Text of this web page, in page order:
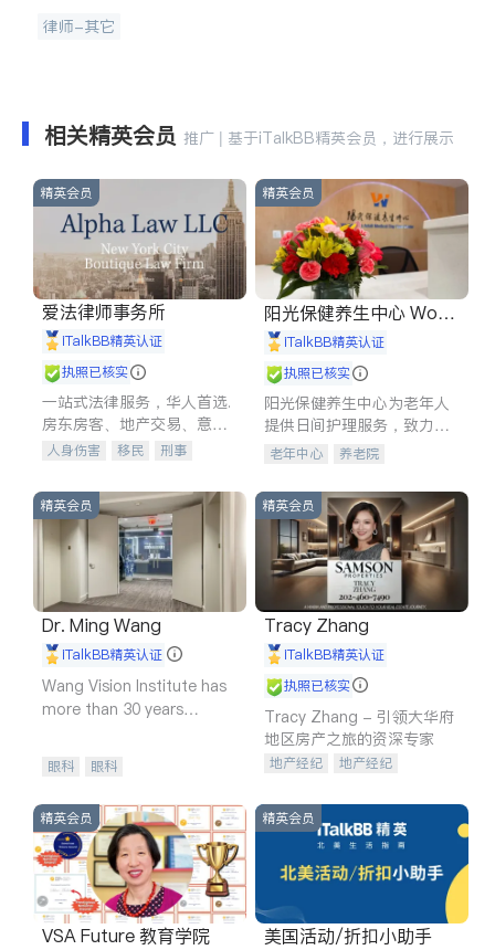
律师-其它
相关精英会员 推广 | 基于iTalkBB精英会员，进行展示
精英会员
爱法律师事务所
iTalkBB精英认证
执照已核实
一站式法律服务，华人首选.
房东房客、地产交易、意外
伤害、车祸重伤、商业诉
建筑合同、刑事案件全包办
人身伤害 移民
刑事
信托/遗嘱
商业
商标注册
索赔
律师-其它
精英会员
阳光保健养生中心 World
shine
iTalkBB精英认证
执照已核实
阳光保健养生中心为老年人
提供日间护理服务，致力于
通过持续的护理创新来有效
老年中心 养老院
精英会员
Dr. Ming Wang
iTalkBB精英认证
Wang Vision Institute has
more than 30 years
眼科 眼科
精英会员
Tracy Zhang
iTalkBB精英认证
执照已核实
Tracy Zhang - 引领大华府
地区房产之旅的资深专家
地产经纪
地产经纪
商铺租售
精英会员
VSA Future 教育学院
精英会员
美国活动/折扣小助手